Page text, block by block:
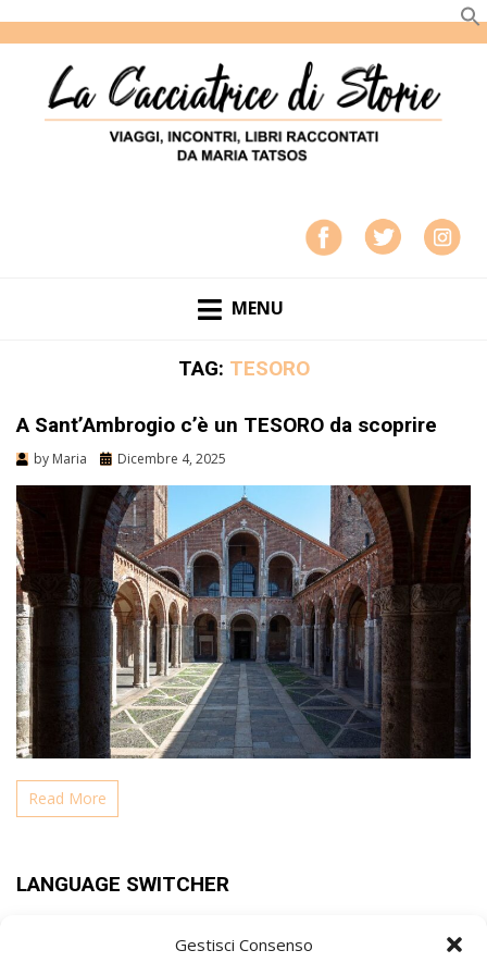
Gestisci Consenso
LA CACCIATRICE DI STORIE
VIAGGI, INCONTRI, LIBRI RACCONTATI DA MARIA
TATSOS
MENU
TAG: TESORO
A Sant’Ambrogio c’è un TESORO da scoprire
by Maria Dicembre 4, 2025
Read More
LANGUAGE SWITCHER